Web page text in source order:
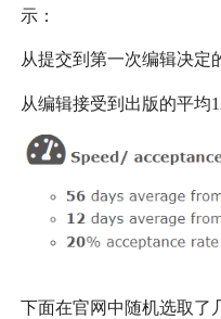
示：
从提交到第一次编辑决定
从编辑接受到出版的平均
下面在官网中随机选取了